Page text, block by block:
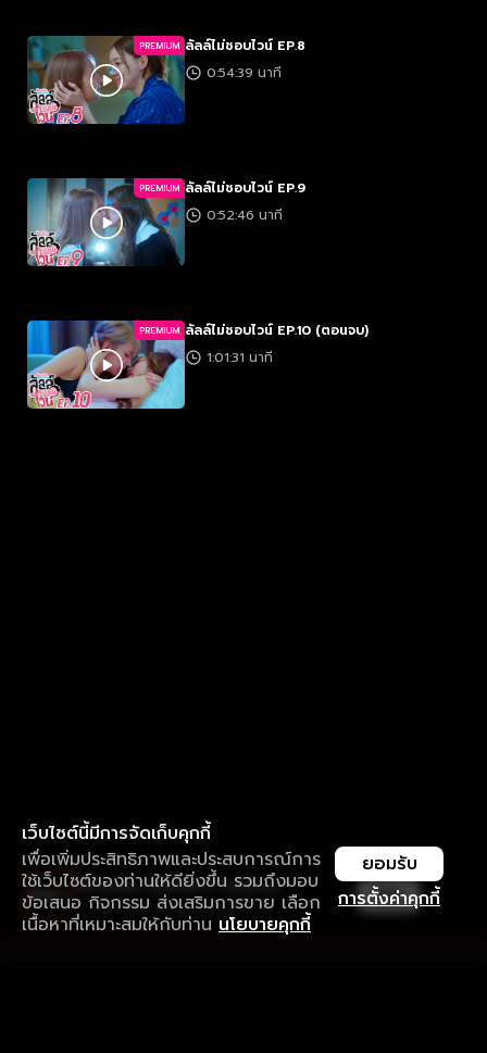
PREMIUM ลัลล์ไม่ชอบไวน์ EP.8
0:54:39 นาที
PREMIUM ลัลล์ไม่ชอบไวน์ EP.9
0:52:46 นาที
PREMIUM ลัลล์ไม่ชอบไวน์ EP.10 (ตอนจบ)
1:01:31 นาที
เว็บไซต์นี้มีการจัดเก็บคุกกี้
เพื่อเพิ่มประสิทธิภาพและประสบการณ์การ
ใช้เว็บไซต์ของท่านให้ดียิ่งขึ้น รวมถึงมอบ
ข้อเสนอ กิจกรรม ส่งเสริมการขาย เลือก
เนื้อหาที่เหมาะสมให้กับท่าน นโยบายคุกกี้
การตั้งค่าคุกกี้
ยอมรับ
ใช้งานแอป ลื่นไหลกว่า ไม่มีสะดุด
ดาวน์โหลดแอปเพื่อการรับชมที่ดีกว่า เปิด